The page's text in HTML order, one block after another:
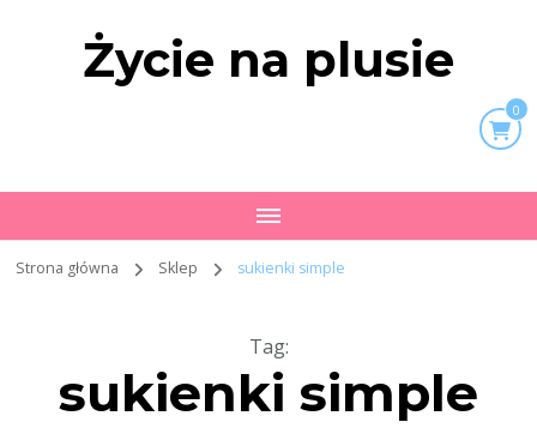
Życie na plusie
0
Strona główna Sklep sukienki simple
Tag:
sukienki simple